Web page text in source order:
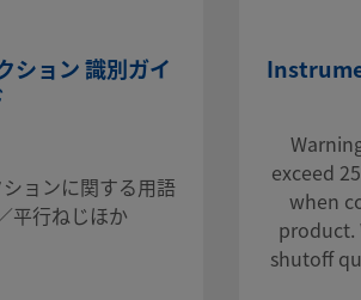
ション 識別ガイ
ョンに関する用語
平行ねじほか
exceed
when
product.
shutoff